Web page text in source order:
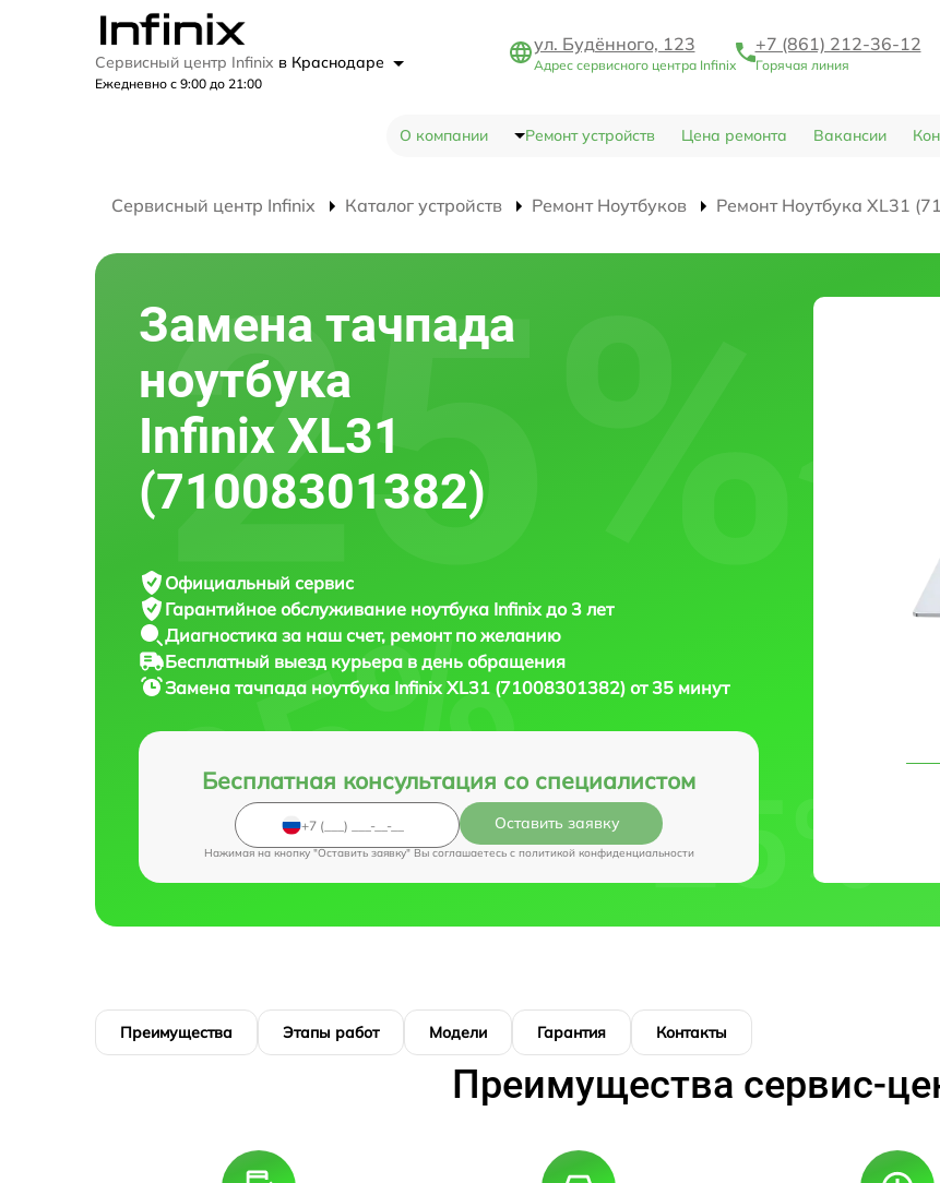
Сервисный центр Infinix в Краснодаре
Ежедневно с 9:00 до 21:00
ул. Будённого, 123
Адрес сервисного центра Infinix
+7 (861) 212-36-12
Горячая линия
О компании Ремонт устройств Цена ремонта Вакансии
Сервисный центр Infinix Каталог устройств Ремонт Ноутбуков Ремонт Ноутбука XL31
Замена тачпада
ноутбука
Infinix XL31
(71008301382)
Официальный сервис
Гарантийное обслуживание ноутбука Infinix до 3 лет
Диагностика за наш счет, ремонт по желанию
Бесплатный выезд курьера в день обращения
Замена тачпада ноутбука Infinix XL31 (71008301382) от 35 минут
Бесплатная консультация со специалистом
Оставить заявку
Нажимая на кнопку "Оставить заявку" Вы соглашаетесь c политикой конфиденциальности
Преимущества Этапы работ Модели Гарантия Контакты
Преимущества сервис-